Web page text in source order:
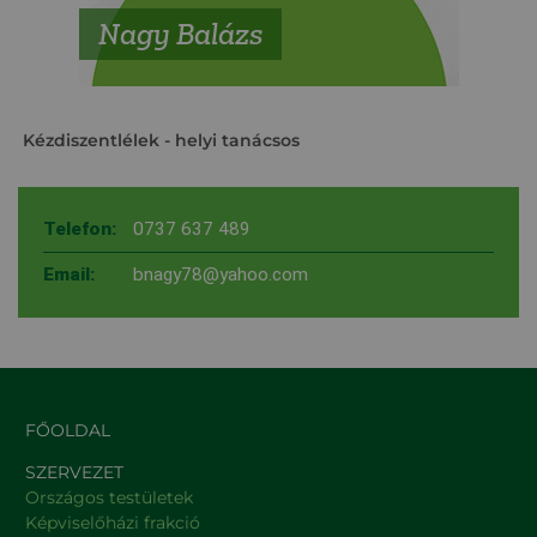
Nagy Balázs
Kézdiszentlélek - helyi tanácsos
Telefon: 0737 637 489
Email: bnagy78@yahoo.com
FŐOLDAL
SZERVEZET
Országos testületek
Képviselőházi frakció